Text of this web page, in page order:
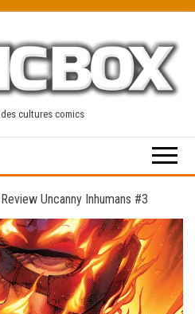
cultures comics
Uncanny Inhumans #3